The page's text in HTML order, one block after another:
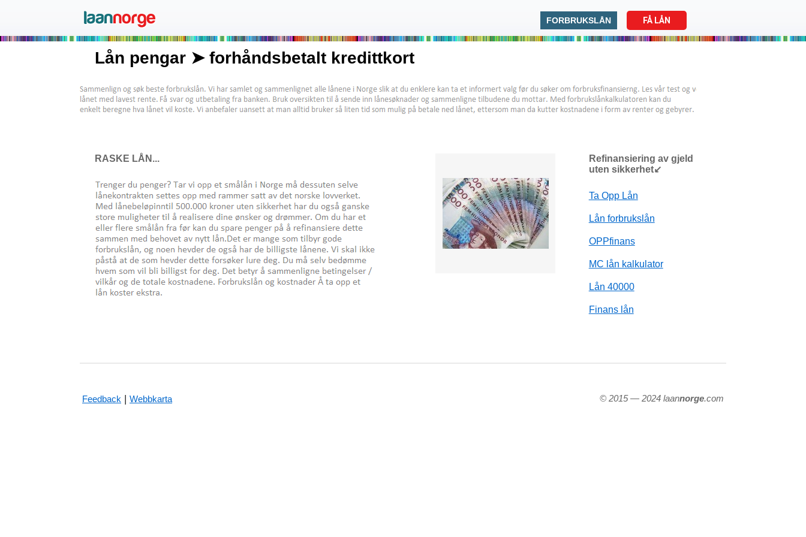
FORBRUKSLÅN FÅ LÅN
Lån pengar ➤ forhåndsbetalt kredittkort
RASKE LÅN...
Refinansiering av gjeld
uten sikkerhet↙
Ta Opp Lån
Lån forbrukslån
OPPfinans
MC lån kalkulator
Lån 40000
Finans lån
Feedback | Webbkarta © 2015 — 2024 laannorge.com